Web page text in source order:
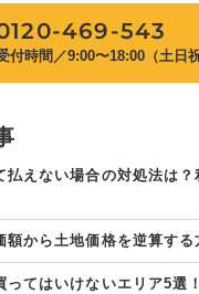
469-543
付時間／9:00〜18:00（土日
払えない場合の対処法は
額から土地価格を逆算する
ってはいけないエリア5選